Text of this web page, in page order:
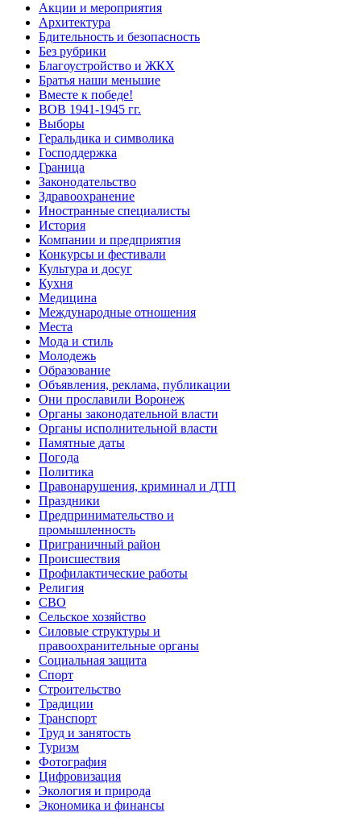
Акции и мероприятия
Архитектура
Бдительность и безопасность
Без рубрики
Благоустройство и ЖКХ
Братья наши меньшие
Вместе к победе!
ВОВ 1941-1945 гг.
Выборы
Геральдика и символика
Господдержка
Граница
Законодательство
Здравоохранение
Иностранные специалисты
История
Компании и предприятия
Конкурсы и фестивали
Культура и досуг
Кухня
Медицина
Международные отношения
Места
Мода и стиль
Молодежь
Образование
Объявления, реклама, публикации
Они прославили Воронеж
Органы законодательной власти
Органы исполнительной власти
Памятные даты
Погода
Политика
Правонарушения, криминал и ДТП
Праздники
Предпринимательство и
промышленность
Приграничный район
Происшествия
Профилактические работы
Религия
СВО
Сельское хозяйство
Силовые структуры и
правоохранительные органы
Социальная защита
Спорт
Строительство
Традиции
Транспорт
Труд и занятость
Туризм
Фотография
Цифровизация
Экология и природа
Экономика и финансы